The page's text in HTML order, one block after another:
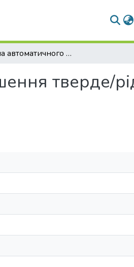
Система автоматичного регулювання співвідношення тверде/рідке в млинах з циркулюючим навантаженням
тверде/